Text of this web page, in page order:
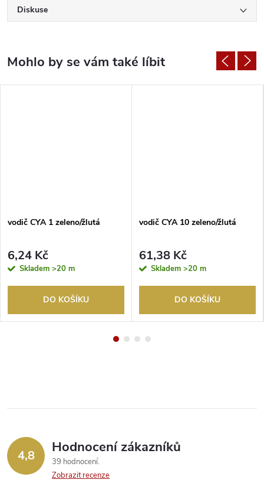
Diskuse
vodič CYA 1 zeleno/žlutá
6,24 Kč
Skladem >20 m
DO KOŠÍKU
vodič CYA 10 zeleno/žlutá
61,38 Kč
Skladem >20 m
DO KOŠÍKU
4,8 Hodnocení zákazníků
39 hodnocení
Zobrazit recenze